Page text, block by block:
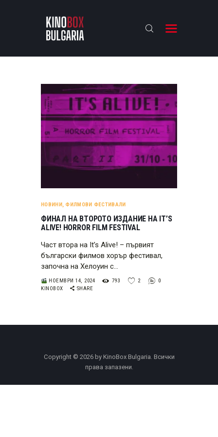
KINOBOX BULGARIA
АНАЛИЗИ
БАХТИ НАГРАДИТЕ
ИНТЕРВЮТА
НОВИНИ , ФИЛМОВИ ФЕСТИВАЛИ
ФИНАЛ НА ВТОРОТО ИЗДАНИЕ НА IT’S
ALIVE! HORROR FILM FESTIVAL
Част втора на It’s Alive! – първият
български филмов хорър фестивал,
започна на Хелоуин с…
НОЕМВРИ 14, 2024 793 2
0
KINOBOX
SHARE
Copyright © 2026 by KinoBox Bulgaria. Всички
права запазени.